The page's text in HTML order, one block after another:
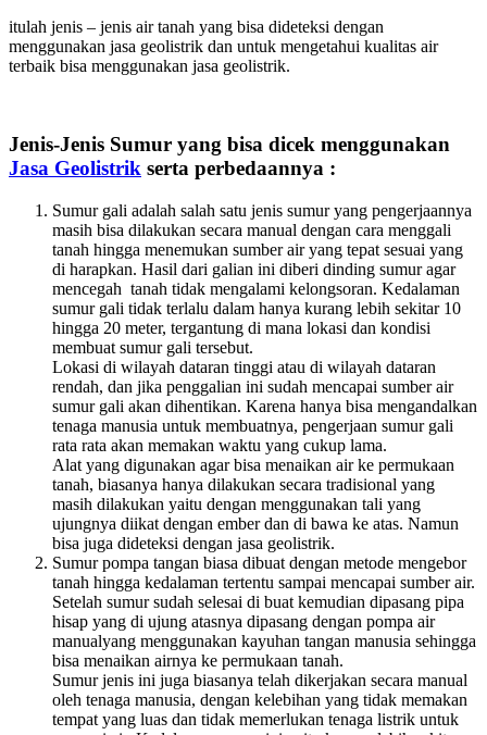
itulah jenis – jenis air tanah yang bisa dideteksi dengan
menggunakan jasa geolistrik dan untuk mengetahui kualitas air
terbaik bisa menggunakan jasa geolistrik.
Jenis-Jenis Sumur yang bisa dicek menggunakan
Jasa Geolistrik serta perbedaannya :
Sumur gali adalah salah satu jenis sumur yang pengerjaannya
masih bisa dilakukan secara manual dengan cara menggali
tanah hingga menemukan sumber air yang tepat sesuai yang
di harapkan. Hasil dari galian ini diberi dinding sumur agar
mencegah tanah tidak mengalami kelongsoran. Kedalaman
sumur gali tidak terlalu dalam hanya kurang lebih sekitar 10
hingga 20 meter, tergantung di mana lokasi dan kondisi
membuat sumur gali tersebut.
Lokasi di wilayah dataran tinggi atau di wilayah dataran
rendah, dan jika penggalian ini sudah mencapai sumber air
sumur gali akan dihentikan. Karena hanya bisa mengandalkan
tenaga manusia untuk membuatnya, pengerjaan sumur gali
rata rata akan memakan waktu yang cukup lama.
Alat yang digunakan agar bisa menaikan air ke permukaan
tanah, biasanya hanya dilakukan secara tradisional yang
masih dilakukan yaitu dengan menggunakan tali yang
ujungnya diikat dengan ember dan di bawa ke atas. Namun
bisa juga dideteksi dengan jasa geolistrik.
Sumur pompa tangan biasa dibuat dengan metode mengebor
tanah hingga kedalaman tertentu sampai mencapai sumber air.
Setelah sumur sudah selesai di buat kemudian dipasang pipa
hisap yang di ujung atasnya dipasang dengan pompa air
manualyang menggunakan kayuhan tangan manusia sehingga
bisa menaikan airnya ke permukaan tanah.
Sumur jenis ini juga biasanya telah dikerjakan secara manual
oleh tenaga manusia, dengan kelebihan yang tidak memakan
tempat yang luas dan tidak memerlukan tenaga listrik untuk